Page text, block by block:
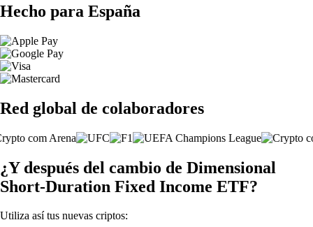
Hecho para España
Red global de colaboradores
¿Y después del cambio de Dimensional
Short-Duration Fixed Income ETF?
Utiliza así tus nuevas criptos: